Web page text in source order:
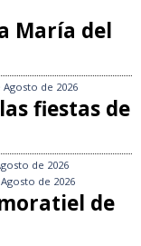
María del
de 2026
fiestas de
de 2026
de 2026
de